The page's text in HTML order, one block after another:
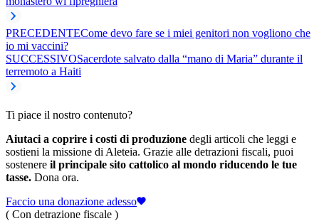
PRECEDENTECome devo fare se i miei genitori non vogliono che
io mi vaccini?
SUCCESSIVOSacerdote salvato dalla “mano di Maria” durante il
terremoto a Haiti
Ti piace il nostro contenuto?
Aiutaci a coprire i costi di produzione degli articoli che leggi e
sostieni la missione di Aleteia. Grazie alle detrazioni fiscali, puoi
sostenere il principale sito cattolico al mondo riducendo le tue
tasse. Dona ora.
Faccio una donazione adesso
( Con detrazione fiscale )